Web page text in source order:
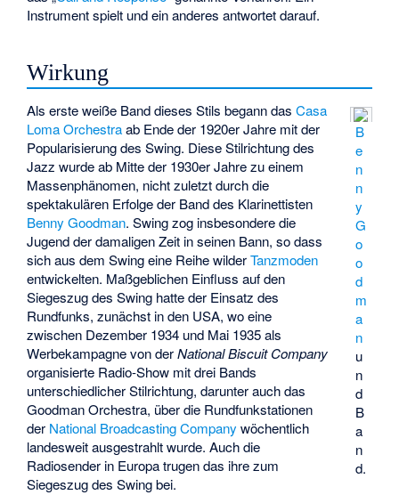
Instrument spielt und ein anderes antwortet darauf.
Wirkung
B
e
n
n
y
G
o
o
d
m
a
n
u
n
d
B
a
n
d.
Als erste weiße Band dieses Stils begann dasCasa
Loma Orchestraab Ende der 1920er Jahre mit der
Popularisierung des Swing. Diese Stilrichtung des
Jazz wurde ab Mitte der 1930er Jahre zu einem
Massenphänomen, nicht zuletzt durch die
spektakulären Erfolge der Band des Klarinettisten
Benny Goodman. Swing zog insbesondere die
Jugend der damaligen Zeit in seinen Bann, so dass
sich aus dem Swing eine Reihe wilderTanzmoden
entwickelten. Maßgeblichen Einfluss auf den
Siegeszug des Swing hatte der Einsatz des
Rundfunks, zunächst in den USA, wo eine
zwischen Dezember 1934 und Mai 1935 als
Werbekampagne von derNational Biscuit Company
organisierte Radio-Show mit drei Bands
unterschiedlicher Stilrichtung, darunter auch das
Goodman Orchestra, über die Rundfunkstationen
der National Broadcasting Company wöchentlich
landesweit ausgestrahlt wurde. Auch die
Radiosender in Europa trugen das ihre zum
Siegeszug des Swing bei.